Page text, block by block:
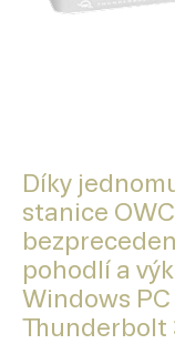
Díky
stanice
pohodlí a
Windows
Thunderbolt